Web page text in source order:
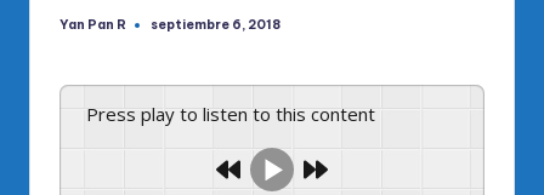
Publicado
Yan Pan R septiembre 6, 2018
Press play to listen to this content